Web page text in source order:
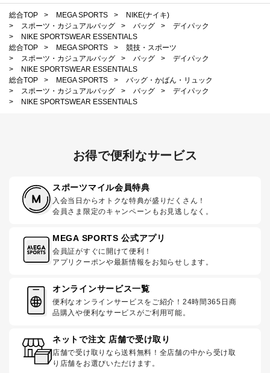
総合TOP > MEGA SPORTS >
NIKE(ナイキ)
>
スポーツ・カジュアルバッグ > バッグ >
デイパック
>
NIKE SPORTSWEAR ESSENTIALS
総合TOP
> MEGA SPORTS >
競技・スポーツ
>
スポーツ・カジュアルバッグ > バッグ >
デイパック
>
NIKE SPORTSWEAR ESSENTIALS
総合TOP
> MEGA SPORTS >
バッグ・かばん・リュック
>
スポーツ・カジュアルバッグ > バッグ >
デイパック
>
NIKE SPORTSWEAR ESSENTIALS
お得で便利なサービス
スポーツマイル会員特典
入会当日からオトクな特典が盛りだくさん！
会員さま限定のキャンペーンもお見逃しなく。
MEGA SPORTS 公式アプリ
会員証がすぐに開けて便利！
アプリクーポンや最新情報をお知らせします。
オンラインサービス一覧
便利なオンラインサービスをご紹介！24時間365日商
品購入や便利なサービスがご利用可能。
ネットで注文 店舗で受け取り
店舗で受け取りなら送料無料！全店舗の中から受け取
り店舗をお選びいただけます。